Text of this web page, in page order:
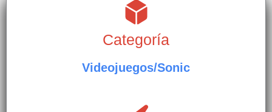
Categoría
Videojuegos/Sonic